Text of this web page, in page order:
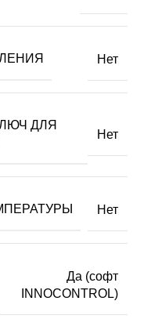
Нет
ДЛЯ
Нет
Нет
Да (софт
INNOCONTROL)